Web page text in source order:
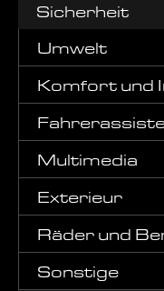
Sicherheit
Umwelt
Komfort und
Multimedia
Exterieur
Räder und
Sonstige